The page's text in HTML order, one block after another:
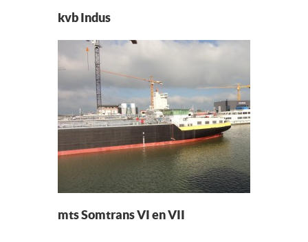
kvb Indus
mts Somtrans VI en VII